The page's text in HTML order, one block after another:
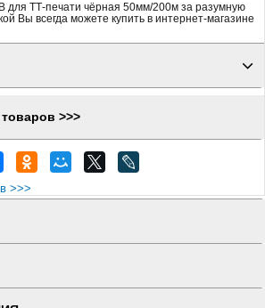
для ТТ-печати чёрная 50мм/200м за разумную
Вы всегда можете купить в интернет-магазине
>>>
>>>